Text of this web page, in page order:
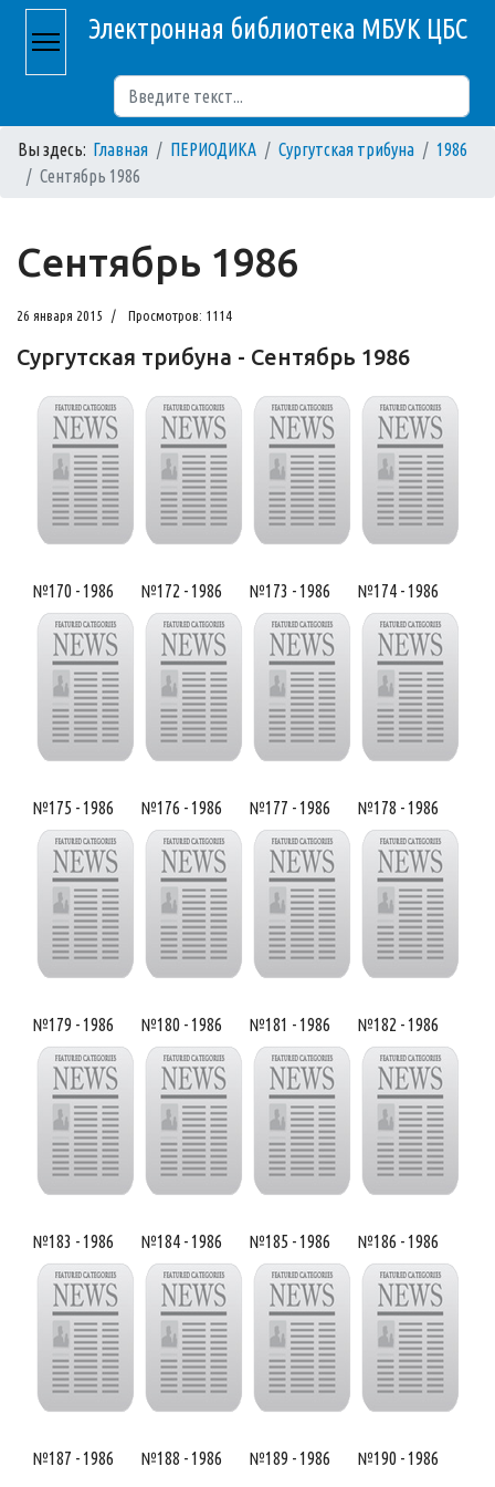
Электронная библиотека МБУК ЦБС
Вы здесь: Главная ПЕРИОДИКА Сургутская трибуна
1986
Сентябрь 1986
Сентябрь 1986
26 января 2015 Просмотров: 1114
Сургутская трибуна - Сентябрь 1986
№170 - 1986 №172 - 1986 №173 - 1986 №174 - 1986
№175 - 1986 №176 - 1986 №177 - 1986 №178 - 1986
№179 - 1986 №180 - 1986 №181 - 1986 №182 - 1986
№183 - 1986 №184 - 1986 №185 - 1986 №186 - 1986
№187 - 1986 №188 - 1986 №189 - 1986 №190 - 1986